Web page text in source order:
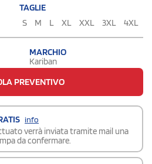
TAGLIE
S
M L XL XXL 3XL 4XL
MARCHIO
Kariban
PREVENTIVO
info
verrà inviata tramite mail una
da confermare.